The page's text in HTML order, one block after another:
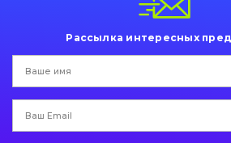
Ножи, режущие кромки
Защита (ковша, адаптера)
Пальци и втулки
написати
Рассылка интересных